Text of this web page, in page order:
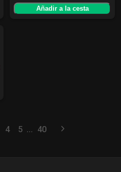
Añadir a la cesta
4 5 40